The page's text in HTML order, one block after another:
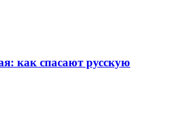
как спасают русскую